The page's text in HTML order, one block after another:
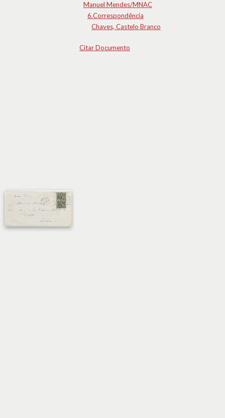
Manuel Mendes/MNAC
6.Correspondência
Chaves, Castelo Branco
Citar Documento